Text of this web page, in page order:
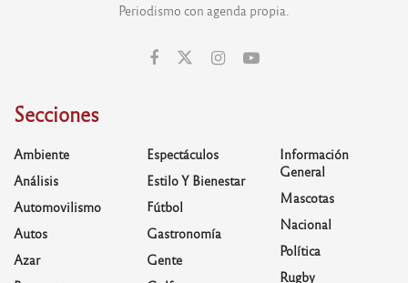
Periodismo con agenda propia.
Secciones
Ambiente
Análisis
Automovilismo
Autos
Azar
Espectáculos
Estilo Y Bienestar
Fútbol
Gastronomía
Gente
Información
General
Mascotas
Nacional
Política
Rugby